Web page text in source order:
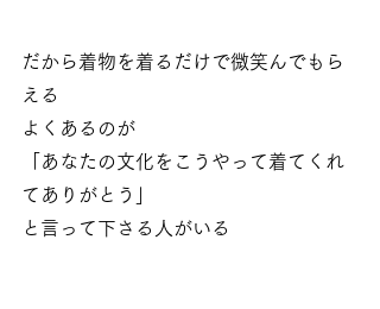
だから着物を着るだけで微笑んでもら
える
よくあるのが
「あなたの文化をこうやって着てくれ
てありがとう」
と言って下さる人がいる